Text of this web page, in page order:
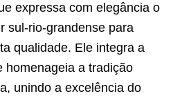
expressa com elegância o
sul-rio-grandense para
qualidade. Ele integra a
homenageia a tradição
unindo a excelência do